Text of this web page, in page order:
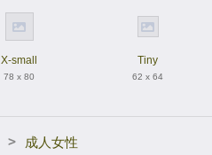
X-small
78 x 80
Tiny
62 x 64
>
成人女性